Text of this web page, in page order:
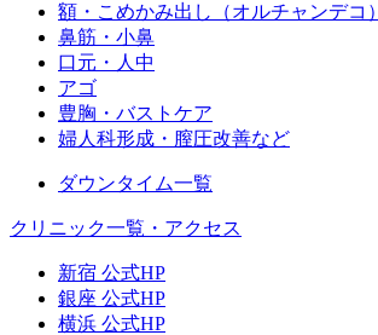
額・こめかみ出し（オルチャンデコ）
鼻筋・小鼻
口元・人中
アゴ
豊胸・バストケア
婦人科形成・膣圧改善など
ダウンタイム一覧
クリニック一覧・アクセス
新宿 公式HP
銀座 公式HP
横浜 公式HP